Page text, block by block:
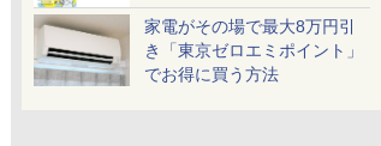
家電がその場で最大8万円引
き「東京ゼロエミポイント」
でお得に買う方法